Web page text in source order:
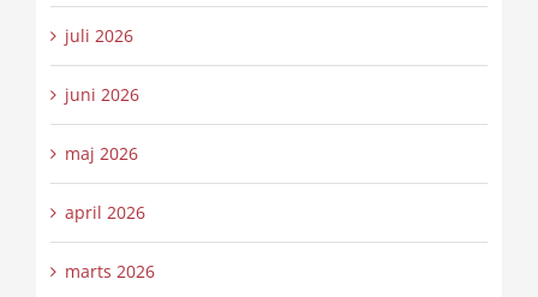
juli 2026
juni 2026
maj 2026
april 2026
marts 2026